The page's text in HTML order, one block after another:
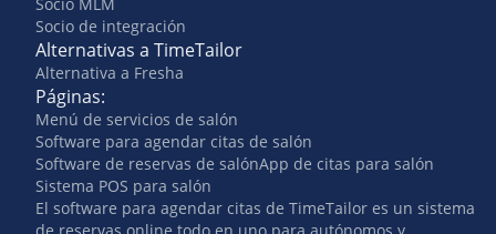
Socio de integración
Alternativas a TimeTailor
Alternativa a Fresha
Páginas:
Menú de servicios de salón
Software para agendar citas de salón
Software de reservas de salónApp de citas para salón
Sistema POS para salón
El software para agendar citas de TimeTailor es un sistema